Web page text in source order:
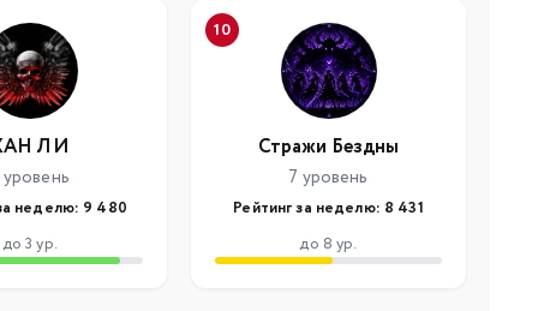
ЛИ
неделю: 9 480
до 3 ур.
10
Стражи Бездны
7 уровень
Рейтинг за неделю: 8 431
до 8 ур.